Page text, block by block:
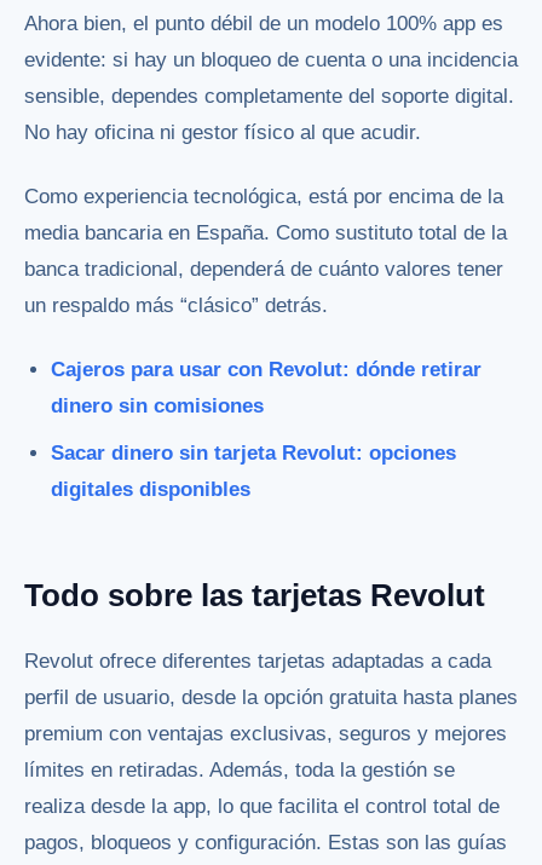
Ahora bien, el punto débil de un modelo 100% app es
evidente: si hay un bloqueo de cuenta o una incidencia
sensible, dependes completamente del soporte digital.
No hay oficina ni gestor físico al que acudir.
Como experiencia tecnológica, está por encima de la
media bancaria en España. Como sustituto total de la
banca tradicional, dependerá de cuánto valores tener
un respaldo más “clásico” detrás.
Cajeros para usar con Revolut: dónde retirar
dinero sin comisiones
Sacar dinero sin tarjeta Revolut: opciones
digitales disponibles
Todo sobre las tarjetas Revolut
Revolut ofrece diferentes tarjetas adaptadas a cada
perfil de usuario, desde la opción gratuita hasta planes
premium con ventajas exclusivas, seguros y mejores
límites en retiradas. Además, toda la gestión se
realiza desde la app, lo que facilita el control total de
pagos, bloqueos y configuración. Estas son las guías